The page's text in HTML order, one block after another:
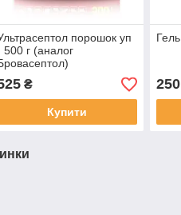
порошок уп
500 г (аналог
₴
Купити
250